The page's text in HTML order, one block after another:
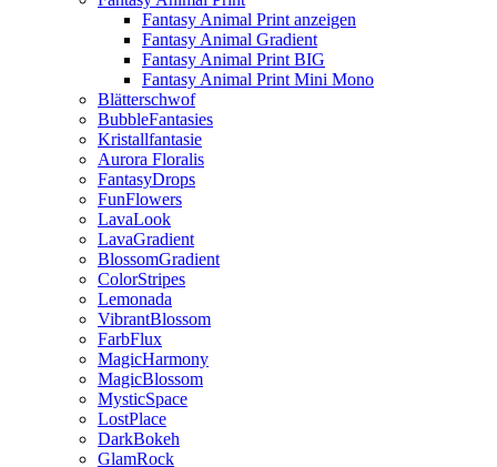
Fantasy Animal Print anzeigen
Fantasy Animal Gradient
Fantasy Animal Print BIG
Fantasy Animal Print Mini Mono
Blätterschwof
BubbleFantasies
Kristallfantasie
Aurora Floralis
FantasyDrops
FunFlowers
LavaLook
LavaGradient
BlossomGradient
ColorStripes
Lemonada
VibrantBlossom
FarbFlux
MagicHarmony
MagicBlossom
MysticSpace
LostPlace
DarkBokeh
GlamRock